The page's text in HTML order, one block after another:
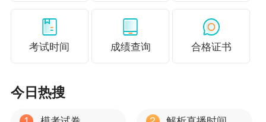
符合综合阶段考试报名条件，但无法进行报名的
人员，可向省注协查询办理。
为保证资格审核快速有效，建议报名人员优先选
择国（境）内学历报名，未通过自动认证审核再
考试时间 成绩查询 合格证书
今日热搜